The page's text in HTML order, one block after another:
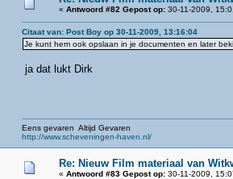
« Antwoord #82 Gepost op:30-11-2009,
Citaat van: Post Boy op 30-11-2009, 13:16:04
Je kunt hem ook opslaan in je documenten en later
ja dat lukt Dirk
Eens gevaren Altijd Gevaren
http://www.scheveningen-haven.nl/
Re: Nieuw Film materiaal van
« Antwoord #83 Gepost op:30-11-2009,